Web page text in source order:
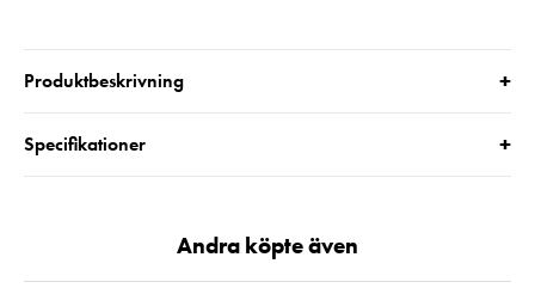
Produktbeskrivning +
Specifikationer +
Andra köpte även